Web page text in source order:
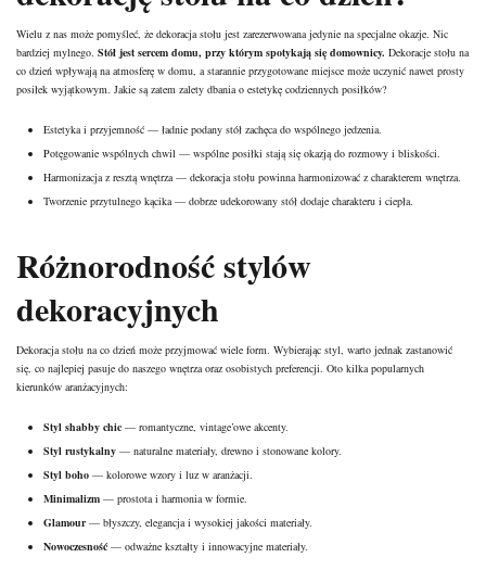
Wielu z nas może pomyśleć, że dekoracja stołu jest zarezerwowana jedynie na specjalne okazje. Nic
bardziej mylnego. Stół jest sercem domu, przy którym spotykają się domownicy. Dekoracje stołu na
co dzień wpływają na atmosferę w domu, a starannie przygotowane miejsce może uczynić nawet prosty
posiłek wyjątkowym. Jakie są zatem zalety dbania o estetykę codziennych posiłków?
Estetyka i przyjemność — ładnie podany stół zachęca do wspólnego jedzenia.
Potęgowanie wspólnych chwil — wspólne posiłki stają się okazją do rozmowy i bliskości.
Harmonizacja z resztą wnętrza — dekoracja stołu powinna harmonizować z charakterem wnętrza.
Tworzenie przytulnego kącika — dobrze udekorowany stół dodaje charakteru i ciepła.
Różnorodność stylów
dekoracyjnych
Dekoracja stołu na co dzień może przyjmować wiele form. Wybierając styl, warto jednak zastanowić
się, co najlepiej pasuje do naszego wnętrza oraz osobistych preferencji. Oto kilka popularnych
kierunków aranżacyjnych:
Styl shabby chic — romantyczne, vintage’owe akcenty.
Styl rustykalny — naturalne materiały, drewno i stonowane kolory.
Styl boho — kolorowe wzory i luz w aranżacji.
Minimalizm — prostota i harmonia w formie.
Glamour— błyszczy, elegancja i wysokiej jakości materiały.
Nowoczesność — odważne kształty i innowacyjne materiały.